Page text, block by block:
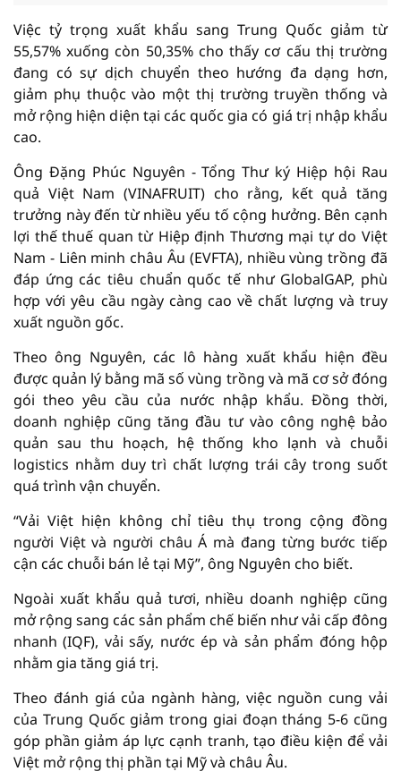
Việc tỷ trọng xuất khẩu sang Trung Quốc giảm từ
55,57% xuống còn 50,35% cho thấy cơ cấu thị trường
đang có sự dịch chuyển theo hướng đa dạng hơn,
giảm phụ thuộc vào một thị trường truyền thống và
mở rộng hiện diện tại các quốc gia có giá trị nhập khẩu
cao.
Ông Đặng Phúc Nguyên - Tổng Thư ký Hiệp hội Rau
quả Việt Nam (VINAFRUIT) cho rằng, kết quả tăng
trưởng này đến từ nhiều yếu tố cộng hưởng. Bên cạnh
lợi thế thuế quan từ Hiệp định Thương mại tự do Việt
Nam - Liên minh châu Âu (EVFTA), nhiều vùng trồng đã
đáp ứng các tiêu chuẩn quốc tế như GlobalGAP, phù
hợp với yêu cầu ngày càng cao về chất lượng và truy
xuất nguồn gốc.
Theo ông Nguyên, các lô hàng xuất khẩu hiện đều
được quản lý bằng mã số vùng trồng và mã cơ sở đóng
gói theo yêu cầu của nước nhập khẩu. Đồng thời,
doanh nghiệp cũng tăng đầu tư vào công nghệ bảo
quản sau thu hoạch, hệ thống kho lạnh và chuỗi
logistics nhằm duy trì chất lượng trái cây trong suốt
quá trình vận chuyển.
“Vải Việt hiện không chỉ tiêu thụ trong cộng đồng
người Việt và người châu Á mà đang từng bước tiếp
cận các chuỗi bán lẻ tại Mỹ”, ông Nguyên cho biết.
Ngoài xuất khẩu quả tươi, nhiều doanh nghiệp cũng
mở rộng sang các sản phẩm chế biến như vải cấp đông
nhanh (IQF), vải sấy, nước ép và sản phẩm đóng hộp
nhằm gia tăng giá trị.
Theo đánh giá của ngành hàng, việc nguồn cung vải
của Trung Quốc giảm trong giai đoạn tháng 5-6 cũng
góp phần giảm áp lực cạnh tranh, tạo điều kiện để vải
Việt mở rộng thị phần tại Mỹ và châu Âu.